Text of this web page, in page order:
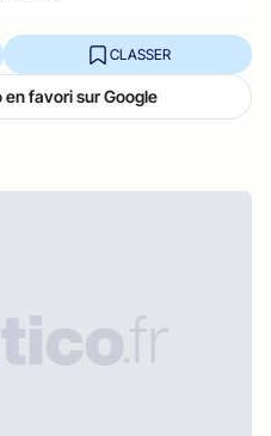
CLASSER
favori sur Google